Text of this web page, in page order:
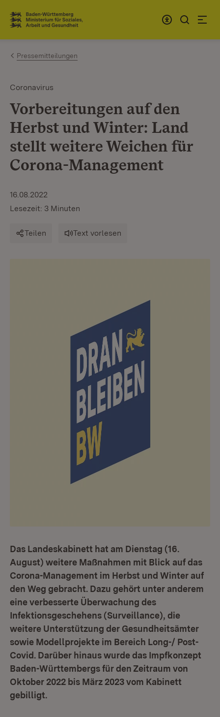
Zum Inhalt springen
Link zur Startseite
Pressemitteilungen
Coronavirus
Vorbereitungen auf den
Herbst und Winter: Land
stellt weitere Weichen für
Corona-Management
16.08.2022
Lesezeit: 3 Minuten
Teilen Text vorlesen
Das Landeskabinett hat am Dienstag (16.
August) weitere Maßnahmen mit Blick auf das
Corona-Management im Herbst und Winter auf
den Weg gebracht. Dazu gehört unter anderem
eine verbesserte Überwachung des
Infektionsgeschehens (Surveillance), die
weitere Unterstützung der Gesundheitsämter
sowie Modellprojekte im Bereich Long-/ Post-
Covid. Darüber hinaus wurde das Impfkonzept
Baden-Württembergs für den Zeitraum von
Oktober 2022 bis März 2023 vom Kabinett
gebilligt.